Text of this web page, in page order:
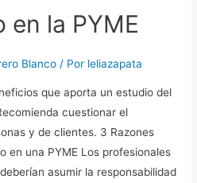
en la PYME
Blanco / Por leliazapata
que aporta un estudio del
cuestionar el
y de clientes. 3 Razones
en una PYME Los profesionales
asumir la responsabilidad